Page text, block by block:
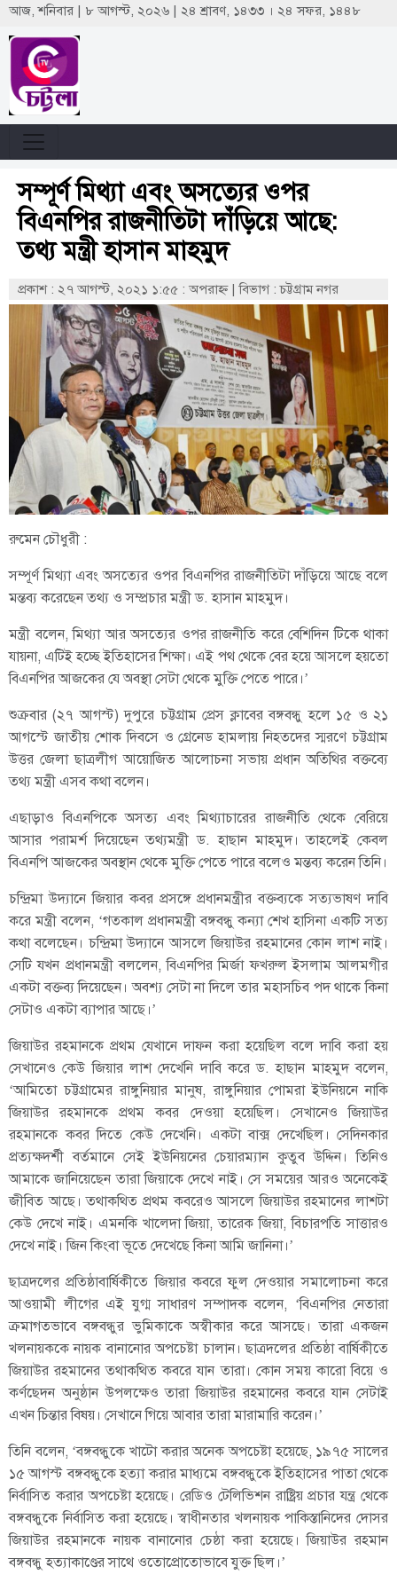
আজ, শনিবার | ৮ আগস্ট, ২০২৬ | ২৪ শ্রাবণ, ১৪৩৩ । ২৪ সফর, ১৪৪৮
সম্পূর্ণ মিথ্যা এবং অসত্যের ওপর
বিএনপির রাজনীতিটা দাঁড়িয়ে আছে:
তথ্য মন্ত্রী হাসান মাহমুদ
প্রকাশ : ২৭ আগস্ট, ২০২১ ১:৫৫ : অপরাহ্ণ |বিভাগ : চট্টগ্রাম নগর
রুমেন চৌধুরী :
সম্পূর্ণ মিথ্যা এবং অসত্যের ওপর বিএনপির রাজনীতিটা দাঁড়িয়ে আছে বলে
মন্তব্য করেছেন তথ্য ও সম্প্রচার মন্ত্রী ড. হাসান মাহমুদ।
মন্ত্রী বলেন, মিথ্যা আর অসত্যের ওপর রাজনীতি করে বেশিদিন টিকে থাকা
যায়না, এটিই হচ্ছে ইতিহাসের শিক্ষা। এই পথ থেকে বের হয়ে আসলে হয়তো
বিএনপির আজকের যে অবস্থা সেটা থেকে মুক্তি পেতে পারে।’
শুক্রবার (২৭ আগস্ট) দুপুরে চট্টগ্রাম প্রেস ক্লাবের বঙ্গবন্ধু হলে ১৫ ও ২১
আগস্টে জাতীয় শোক দিবসে ও গ্রেনেড হামলায় নিহতদের স্মরণে চট্টগ্রাম
উত্তর জেলা ছাত্রলীগ আয়োজিত আলোচনা সভায় প্রধান অতিথির বক্তব্যে
তথ্য মন্ত্রী এসব কথা বলেন।
এছাড়াও বিএনপিকে অসত্য এবং মিথ্যাচারের রাজনীতি থেকে বেরিয়ে
আসার পরামর্শ দিয়েছেন তথ্যমন্ত্রী ড. হাছান মাহমুদ। তাহলেই কেবল
বিএনপি আজকের অবস্থান থেকে মুক্তি পেতে পারে বলেও মন্তব্য করেন তিনি।
চন্দ্রিমা উদ্যানে জিয়ার কবর প্রসঙ্গে প্রধানমন্ত্রীর বক্তব্যকে সত্যভাষণ দাবি
করে মন্ত্রী বলেন, ‘গতকাল প্রধানমন্ত্রী বঙ্গবন্ধু কন্যা শেখ হাসিনা একটি সত্য
কথা বলেছেন। চন্দ্রিমা উদ্যানে আসলে জিয়াউর রহমানের কোন লাশ নাই।
সেটি যখন প্রধানমন্ত্রী বললেন, বিএনপির মির্জা ফখরুল ইসলাম আলমগীর
একটা বক্তব্য দিয়েছেন। অবশ্য সেটা না দিলে তার মহাসচিব পদ থাকে কিনা
সেটাও একটা ব্যাপার আছে।’
জিয়াউর রহমানকে প্রথম যেখানে দাফন করা হয়েছিল বলে দাবি করা হয়
সেখানেও কেউ জিয়ার লাশ দেখেনি দাবি করে ড. হাছান মাহমুদ বলেন,
‘আমিতো চট্টগ্রামের রাঙ্গুনিয়ার মানুষ, রাঙ্গুনিয়ার পোমরা ইউনিয়নে নাকি
জিয়াউর রহমানকে প্রথম কবর দেওয়া হয়েছিল। সেখানেও জিয়াউর
রহমানকে কবর দিতে কেউ দেখেনি। একটা বাক্স দেখেছিল। সেদিনকার
প্রত্যক্ষদর্শী বর্তমানে সেই ইউনিয়নের চেয়ারম্যান কুতুব উদ্দিন। তিনিও
আমাকে জানিয়েছেন তারা জিয়াকে দেখে নাই। সে সময়ের আরও অনেকেই
জীবিত আছে। তথাকথিত প্রথম কবরেও আসলে জিয়াউর রহমানের লাশটা
কেউ দেখে নাই। এমনকি খালেদা জিয়া, তারেক জিয়া, বিচারপতি সাত্তারও
দেখে নাই। জিন কিংবা ভূতে দেখেছে কিনা আমি জানিনা।’
ছাত্রদলের প্রতিষ্ঠাবার্ষিকীতে জিয়ার কবরে ফুল দেওয়ার সমালোচনা করে
আওয়ামী লীগের এই যুগ্ম সাধারণ সম্পাদক বলেন, ‘বিএনপির নেতারা
ক্রমাগতভাবে বঙ্গবন্ধুর ভুমিকাকে অস্বীকার করে আসছে। তারা একজন
খলনায়ককে নায়ক বানানোর অপচেষ্টা চালান। ছাত্রদলের প্রতিষ্ঠা বার্ষিকীতে
জিয়াউর রহমানের তথাকথিত কবরে যান তারা। কোন সময় কারো বিয়ে ও
কর্ণছেদন অনুষ্ঠান উপলক্ষেও তারা জিয়াউর রহমানের কবরে যান সেটাই
এখন চিন্তার বিষয়। সেখানে গিয়ে আবার তারা মারামারি করেন।’
তিনি বলেন, ‘বঙ্গবন্ধুকে খাটো করার অনেক অপচেষ্টা হয়েছে, ১৯৭৫ সালের
১৫ আগস্ট বঙ্গবন্ধুকে হত্যা করার মাধ্যমে বঙ্গবন্ধুকে ইতিহাসের পাতা থেকে
নির্বাসিত করার অপচেষ্টা হয়েছে। রেডিও টেলিভিশন রাষ্ট্রিয় প্রচার যন্ত্র থেকে
বঙ্গবন্ধুকে নির্বাসিত করা হয়েছে। স্বাধীনতার খলনায়ক পাকিস্তানিদের দোসর
জিয়াউর রহমানকে নায়ক বানানোর চেষ্ঠা করা হয়েছে। জিয়াউর রহমান
বঙ্গবন্ধু হত্যাকাণ্ডের সাথে ওতোপ্রোতোভাবে যুক্ত ছিল।’